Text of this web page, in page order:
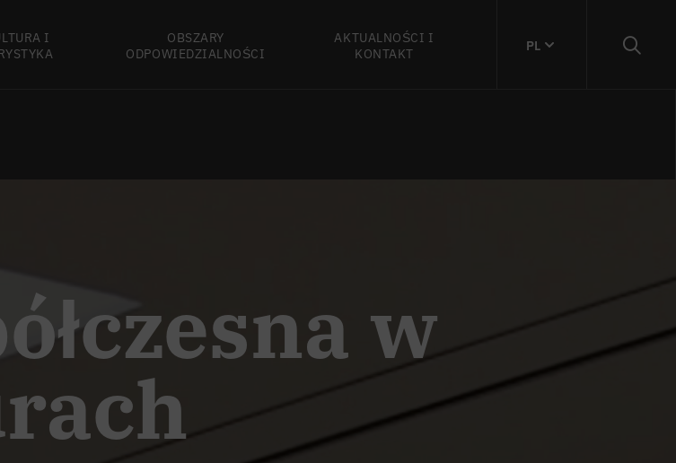
I
OBSZARY
ODPOWIEDZIALNOŚCI
AKTUALNOŚCI I
KONTAKT
PL
w